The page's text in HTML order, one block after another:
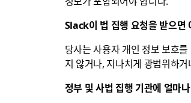
Slack이 법 집행 요청을 받으면
당사는 사용자 개인 정보 보호
지 않거나, 지나치게 광범위하
정부 및 사법 집행 기관에 얼마